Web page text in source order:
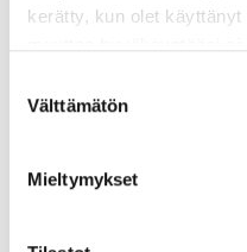
kerätty, kun olet
valinta
Välttämätön
Mieltymykset
Näyttelyssä on esillä
Kesäsade-korusarja.
Riihimäen
Maunulalta näyttelyssä